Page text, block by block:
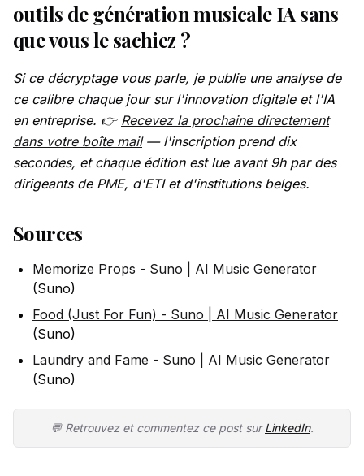
outils de génération musicale IA sans
que vous le sachiez ?
Si ce décryptage vous parle, je publie une analyse de
ce calibre chaque jour sur l'innovation digitale et l'IA
en entreprise. 👉 Recevez la prochaine directement
dans votre boîte mail— l'inscription prend dix
secondes, et chaque édition est lue avant 9h par des
dirigeants de PME, d'ETI et d'institutions belges.
Sources
Memorize Props - Suno | AI Music Generator
(Suno)
Food (Just For Fun) - Suno | AI Music Generator
(Suno)
Laundry and Fame - Suno | AI Music Generator
(Suno)
💬 Retrouvez et commentez ce post surLinkedIn.